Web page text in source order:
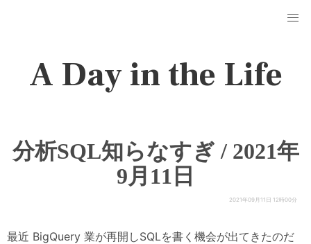
A Day in the Life
分析SQL知らなすぎ / 2021年
9月11日
2021年09月11日 12時00分
最近 BigQuery 業が再開しSQLを書く機会が出てきたのだ